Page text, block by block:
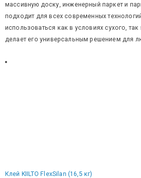
массивную доску, инженерный паркет и
подходит для всех современных
использоваться как в условиях сухого,
делает его универсальным решением для
Клей KIILTO FlexSilan (16,5 кг)